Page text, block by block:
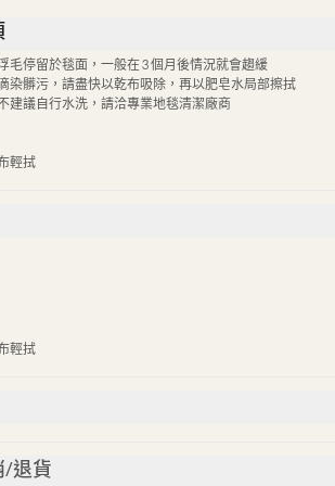
毛停留於毯面，一般在 3 個月後情況就會趨緩
染髒污，請盡快以乾布吸除，再以肥皂水局部擦拭
建議自行水洗，請洽專業地毯清潔廠商
輕拭
輕拭
/退貨